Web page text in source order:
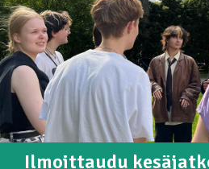
Ilmoittaudu